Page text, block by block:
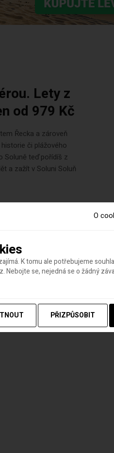
Lety z
od 979 Kč
Řecka a zároveň
či plážového
Soluně teď pořídíš z
a zažít v Soluni Soluň
O
K tomu ale potřebujeme
Nebojte se, nejedná se o žádný
PŘIZPŮSOBIT